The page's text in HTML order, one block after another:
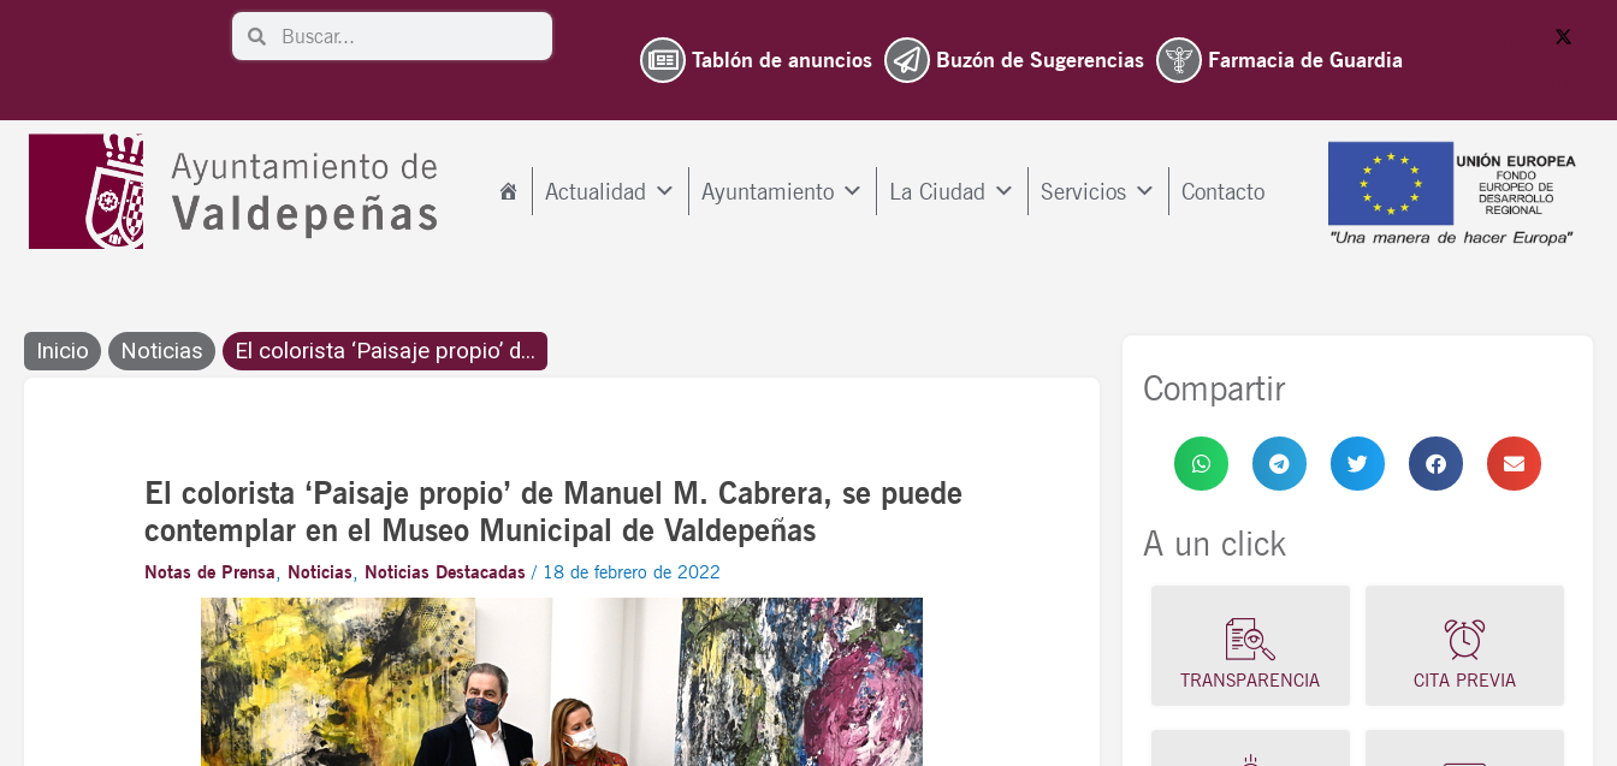
SearchSearch
Tablón de anuncios Buzón de Sugerencias Farmacia de Guardia
Actualidad Ayuntamiento La Ciudad Servicios Contacto
Inicio Noticias El colorista ‘Paisaje propio’ d...
El colorista ‘Paisaje propio’ de Manuel M. Cabrera, se puede
contemplar en el Museo Municipal de Valdepeñas
Notas de Prensa, Noticias, Noticias Destacadas / 18 de febrero de 2022
Compartir
A un click
TRANSPARENCIA CITA PREVIA